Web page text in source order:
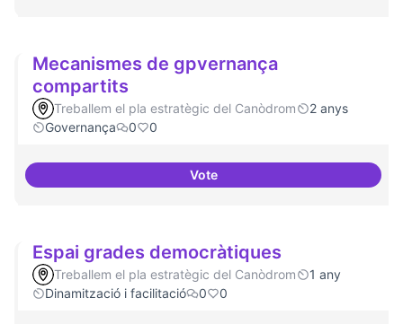
Mecanismes de gpvernança
compartits
Treballem el pla estratègic del Canòdrom
2 anys
Governança
0 0
VoteMecanismes de gpvernança
Espai grades democràtiques
Treballem el pla estratègic del Canòdrom
1 any
Dinamització i facilitació
0 0